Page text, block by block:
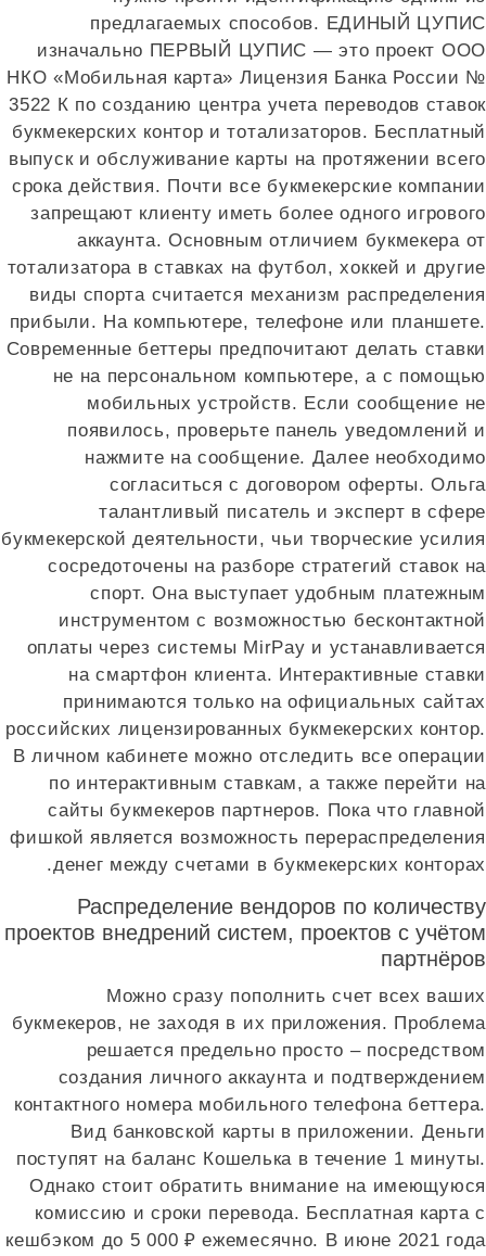
предлагаемых способов. ЕДИНЫЙ ЦУПИС
изначально ПЕРВЫЙ ЦУПИС — это проект ООО
НКО «Мобильная карта» Лицензия Банка России №
3522 К по созданию центра учета переводов ставок
букмекерских контор и тотализаторов. Бесплатный
выпуск и обслуживание карты на протяжении всего
срока действия. Почти все букмекерские компании
запрещают клиенту иметь более одного игрового
аккаунта. Основным отличием букмекера от
тотализатора в ставках на футбол, хоккей и другие
виды спорта считается механизм распределения
прибыли. На компьютере, телефоне или планшете.
Современные беттеры предпочитают делать ставки
не на персональном компьютере, а с помощью
мобильных устройств. Если сообщение не
появилось, проверьте панель уведомлений и
нажмите на сообщение. Далее необходимо
согласиться с договором оферты. Ольга
талантливый писатель и эксперт в сфере
букмекерской деятельности, чьи творческие усилия
сосредоточены на разборе стратегий ставок на
спорт. Она выступает удобным платежным
инструментом с возможностью бесконтактной
оплаты через системы MirPay и устанавливается
на смартфон клиента. Интерактивные ставки
принимаются только на официальных сайтах
российских лицензированных букмекерских контор.
В личном кабинете можно отследить все операции
по интерактивным ставкам, а также перейти на
сайты букмекеров партнеров. Пока что главной
фишкой является возможность перераспределения
денег между счетами в букмекерских конторах.
Распределение вендоров по количеству
проектов внедрений систем, проектов с учётом
партнёров
Можно сразу пополнить счет всех ваших
букмекеров, не заходя в их приложения. Проблема
решается предельно просто – посредством
создания личного аккаунта и подтверждением
контактного номера мобильного телефона беттера.
Вид банковской карты в приложении. Деньги
поступят на баланс Кошелька в течение 1 минуты.
Однако стоит обратить внимание на имеющуюся
комиссию и сроки перевода. Бесплатная карта с
кешбэком до 5 000 ₽ ежемесячно. В июне 2021 года